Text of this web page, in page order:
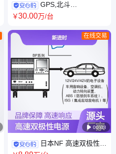
GPS,北斗
BD,GLONASS三模信号发生器
￥30.00万/台
 00:08
在线交易
日本NF 高速双极性电